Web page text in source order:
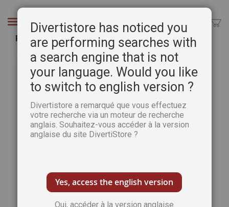
Chercher
Petites créas en broderie diamant
Passer
galerie
d’images
Divertistore has noticed you
are performing searches with
a search engine that is not
your language. Would you like
to switch to english version ?
Divertistore a remarqué que vous effectuez
votre recherche via un moteur de recherche
anglais. Souhaitez-vous accéder à la version
anglaise du site DivertiStore ?
Yes, access the english version
Oui, accéder à la version anglaise